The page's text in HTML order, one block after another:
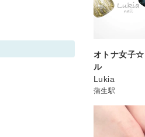
オトナ女子☆
ル
Lukia
蒲生駅